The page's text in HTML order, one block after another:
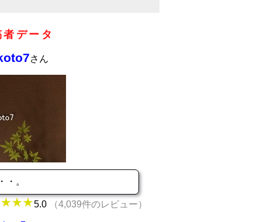
者データ
さん
・。
5.0 （4,039件のレビュー）